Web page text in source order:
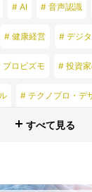
# AI # 音声認識
# 健康経営 # デジ
プロビズモ # 投資
# テクノプロ・デ
アリング # テクノ
すべて見る